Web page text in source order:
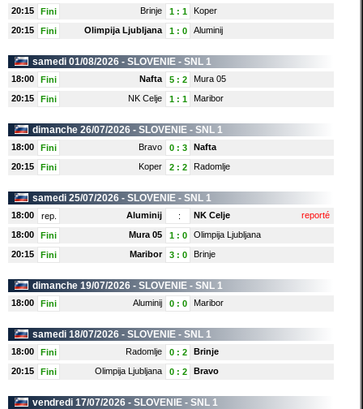
20:15
Fini Brinje 1: 1
Koper
20:15
Fini Olimpija Ljubljana 1: 0 Aluminij
samedi 01/08/2026 - SLOVENIE - SNL 1
18:00 Fini Nafta 5: 2
Mura 05
20:15
Fini NK Celje 1: 1 Maribor
dimanche 26/07/2026 - SLOVENIE - SNL 1
18:00 Fini Bravo 0: 3
Nafta
20:15
Fini Koper 2: 2 Radomlje
samedi 25/07/2026 - SLOVENIE - SNL 1
18:00 rep. Aluminij : NK Celje
reporté
18:00
Fini Mura 05 1: 0
Olimpija Ljubljana
20:15
Fini Maribor 3: 0 Brinje
dimanche 19/07/2026 - SLOVENIE - SNL 1
18:00 Fini Aluminij 0: 0 Maribor
samedi 18/07/2026 - SLOVENIE - SNL 1
18:00 Fini Radomlje 0: 2
Brinje
20:15
Fini Olimpija Ljubljana 0: 2 Bravo
vendredi 17/07/2026 - SLOVENIE - SNL 1